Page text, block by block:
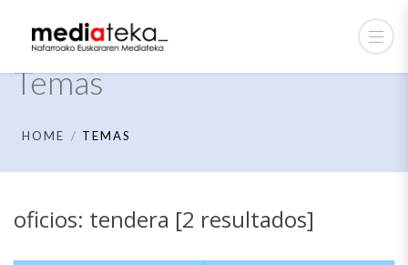
Temas
HOME TEMAS
oficios: tendera [2 resultados]